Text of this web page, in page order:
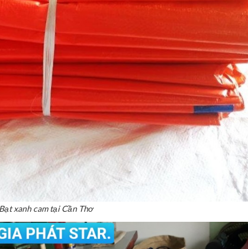
xanh cam tại Cần Thơ